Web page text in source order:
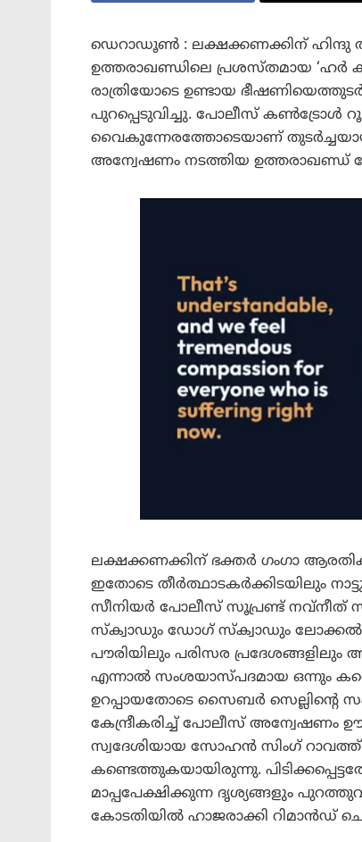
ഡെറാഡൂൺ : ലക്ഷക്കണക്കിന് ഹിന്ദു
ഉത്തരാഖണ്ഡിലെ പ്രശസ്തമായ ‘ഹർ
രാത്രിയോടെ ഉണ്ടായ
പുറപ്പെടുവിച്ചു. പോലീസ് കൺട്രോൾ
വൈകുന്നേരത്തോടെയാണ്
അന്വേഷണം നടത്തിയ ഉത്തരാഖണ്ഡ്
ലക്ഷക്കണക്കിന് ഭക്തർ ഗംഗാ
ഇതോടെ തീർത്ഥാടകർക്കിടയിലും
സീനിയർ പോലീസ് സൂപ്രണ്ട് നവ്‌നീത്
സ്ക്വാഡും ഡോഗ് സ്ക്വാഡും ലോക്കൽ
പൗരിയിലും പരിസര പ്രദേശങ്ങളിലും
എന്നാൽ സംശയാസ്പദമായ ഒന്നും
ഉറപ്പായതോടെ സൈബർ
കേന്ദ്രീകരിച്ച് പോലീസ് അന്വേഷണം
സ്വദേശിയായ സോഹൻ സിംഗ്
കണ്ടെത്തുകയായിരുന്നു.
മാപ്പപേക്ഷിക്കുന്ന ദൃശ്യങ്ങളും
കോടതിയിൽ ഹാജരാക്കി റിമാൻഡ്